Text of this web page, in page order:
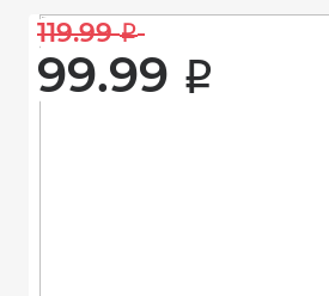
119.99 i
99.99 i